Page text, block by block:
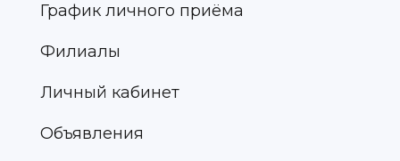
График личного приёма
Филиалы
Личный кабинет
Объявления